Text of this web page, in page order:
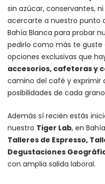
sin azúcar, conservantes,
acercarte a nuestro punto
Bahía Blanca para probar
pedirlo como más te
opciones exclusivas que
accesorios, cafeteras y
camino del café y exprimir
posibilidades de cada
Además sí recién estás
nuestro Tiger Lab, en
Talleres de Espresso,
Degustaciones
con amplia salida laboral.